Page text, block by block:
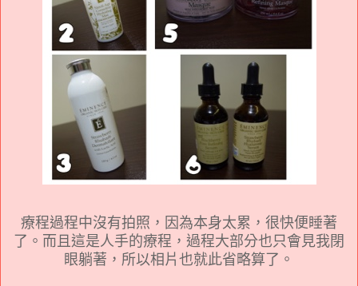
療程過程中沒有拍照，因為本身太累，很快便睡著
了。而且這是人手的療程，過程大部分也只會見我閉
眼躺著，所以相片也就此省略算了。